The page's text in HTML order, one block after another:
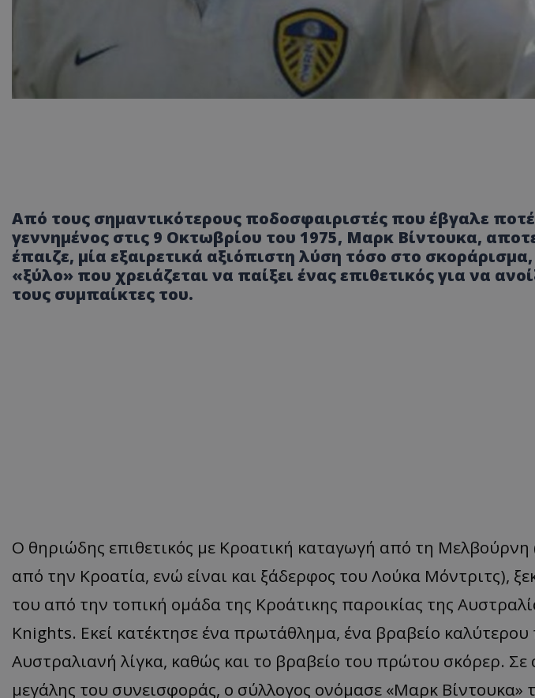
Από τους σημαντικότερους ποδοσφαιριστές που έβγαλε
γεννημένος στις 9 Οκτωβρίου του 1975, Μαρκ Βίντουκα,
έπαιζε, μία εξαιρετικά αξιόπιστη λύση τόσο στο
«ξύλο» που χρειάζεται να παίξει ένας επιθετικός για να
τους συμπαίκτες του.
Ο θηριώδης επιθετικός με Κροατική καταγωγή από τη
από την Κροατία, ενώ είναι και ξάδερφος του Λούκα Μόντριτς),
του από την τοπική ομάδα της Κροάτικης παροικίας της
Knights. Εκεί κατέκτησε ένα πρωτάθλημα, ένα βραβείο καλύτερου
Αυστραλιανή λίγκα, καθώς και το βραβείο του πρώτου σκόρερ.
μεγάλης του συνεισφοράς, ο σύλλογος ονόμασε «Μαρκ Βίντουκα»